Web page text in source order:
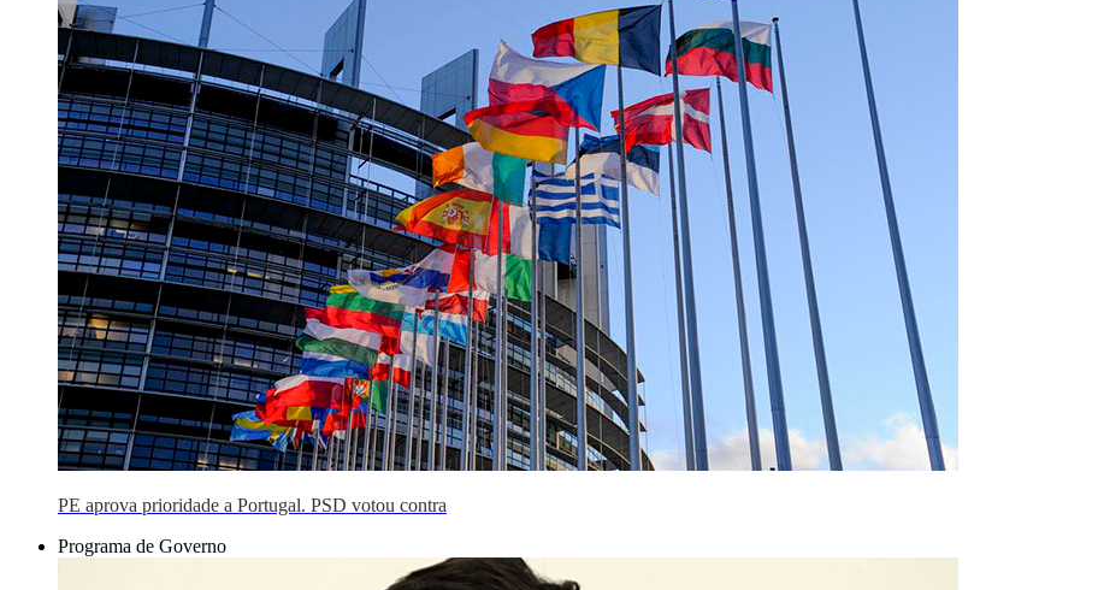
PE aprova prioridade a Portugal. PSD votou contra
Programa de Governo